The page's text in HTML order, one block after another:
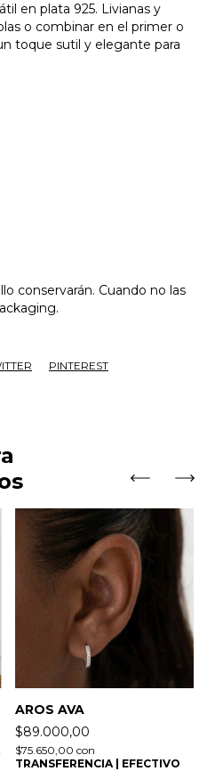
en plata 925. Livianas y
o combinar en el primer o
toque sutil y elegante para
conservarán. Cuando no las
PINTEREST
AROS AVA
$89.000,00
$75.650,00 con
TRANSFERENCIA | EFECTIVO